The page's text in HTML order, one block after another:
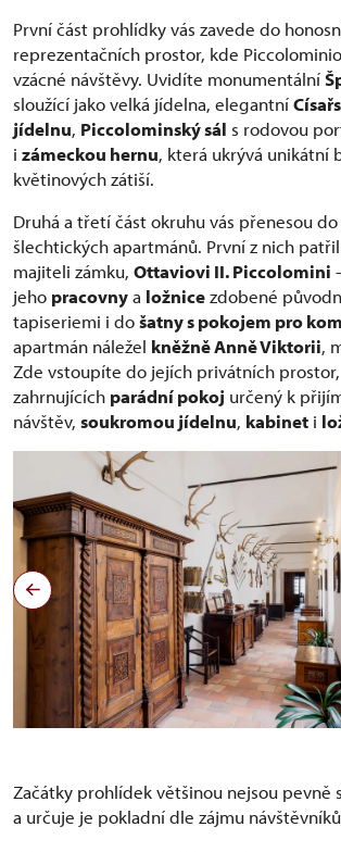
První část prohlídky vás zavede do
reprezentačních prostor, kde
vzácné návštěvy. Uvidíte monumentální
sloužící jako velká jídelna, elegantní
jídelnu, Piccolominský sál s rodovou
i zámeckou hernu, která ukrývá unikátní
květinových zátiší.
Druhá a třetí část okruhu vás přenesou
šlechtických apartmánů. První z nich
majiteli zámku, Ottaviovi II. Piccolomini
jeho pracovnya ložnicezdobené
tapiseriemi i došatny s pokojem pro
apartmán náležel kněžně Anně Viktorii,
Zde vstoupíte do jejích privátních prostor,
zahrnujících parádní pokoj určený k
návštěv, soukromou jídelnu, kabinet i
Začátky prohlídek většinou nejsou pevně
a určuje je pokladní dle zájmu